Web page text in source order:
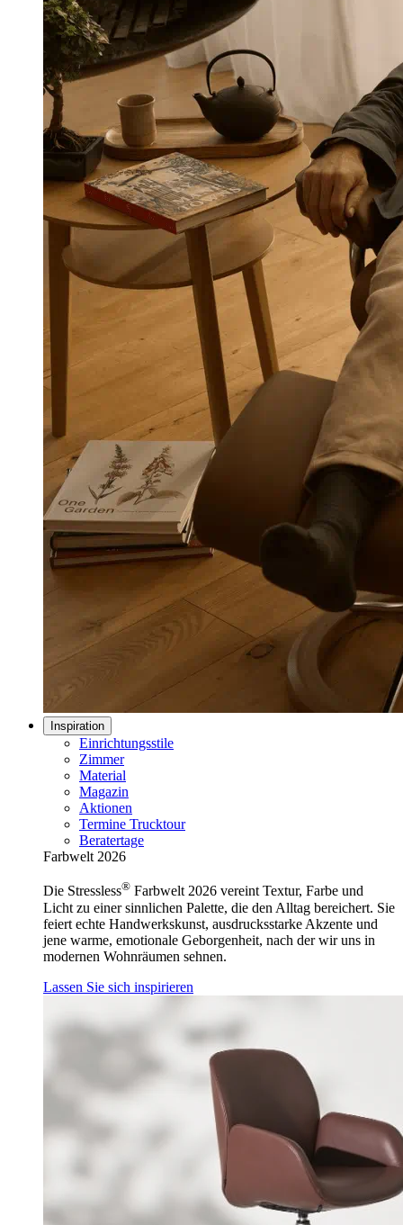
Inspiration
Einrichtungsstile
Zimmer
Material
Magazin
Aktionen
Termine Trucktour
Beratertage
Farbwelt 2026
Die Stressless® Farbwelt 2026 vereint Textur, Farbe und
Licht zu einer sinnlichen Palette, die den Alltag bereichert. Sie
feiert echte Handwerkskunst, ausdrucksstarke Akzente und
jene warme, emotionale Geborgenheit, nach der wir uns in
modernen Wohnräumen sehnen.
Lassen Sie sich inspirieren